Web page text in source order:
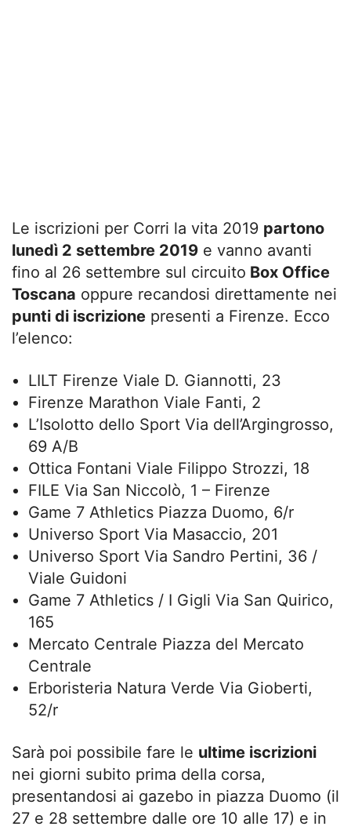
Le iscrizioni per Corri la vita 2019 partono
lunedì 2 settembre 2019 e vanno avanti
fino al 26 settembre sul circuito Box Office
Toscana oppure recandosi direttamente nei
punti di iscrizione presenti a Firenze. Ecco
l’elenco:
LILT Firenze Viale D. Giannotti, 23
Firenze Marathon Viale Fanti, 2
L’Isolotto dello Sport Via dell’Argingrosso,
69 A/B
Ottica Fontani Viale Filippo Strozzi, 18
FILE Via San Niccolò, 1 – Firenze
Game 7 Athletics Piazza Duomo, 6/r
Universo Sport Via Masaccio, 201
Universo Sport Via Sandro Pertini, 36 /
Viale Guidoni
Game 7 Athletics / I Gigli Via San Quirico,
165
Mercato Centrale Piazza del Mercato
Centrale
Erboristeria Natura Verde Via Gioberti,
52/r
Sarà poi possibile fare le ultime iscrizioni
nei giorni subito prima della corsa,
presentandosi ai gazebo in piazza Duomo (il
27 e 28 settembre dalle ore 10 alle 17) e in